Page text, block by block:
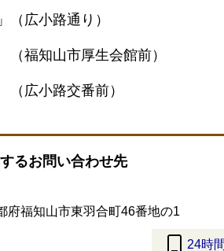
広小路通り）
福知山市厚生会館前）
広小路交番前）
るお問い合わせ先
府福知山市東羽合町46番地の1
24時